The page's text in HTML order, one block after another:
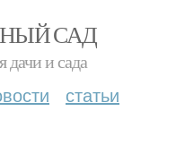
САД
дачи и сада
статьи